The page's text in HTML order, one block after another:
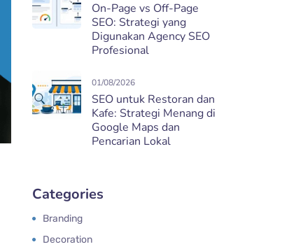
On-Page vs Off-Page
SEO: Strategi yang
Digunakan Agency SEO
Profesional
01/08/2026
SEO untuk Restoran dan
Kafe: Strategi Menang di
Google Maps dan
Pencarian Lokal
Categories
Branding
Decoration